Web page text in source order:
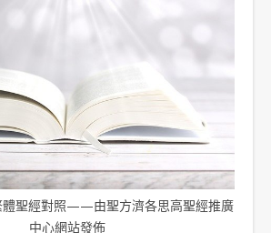
體聖經對照——由聖方濟各思高聖經推廣
中心網站發佈